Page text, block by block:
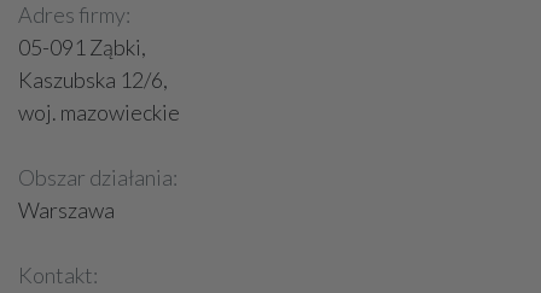
Adres firmy:
05-091 Ząbki,
Kaszubska 12/6,
woj. mazowieckie
Obszar działania:
Warszawa
Kontakt: